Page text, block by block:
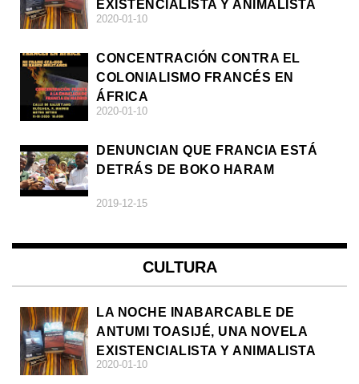
EXISTENCIALISTA Y ANIMALISTA
2020-01-10
CONCENTRACIÓN CONTRA EL
COLONIALISMO FRANCÉS EN
ÁFRICA
2020-01-10
DENUNCIAN QUE FRANCIA ESTÁ
DETRÁS DE BOKO HARAM
2019-12-15
CULTURA
LA NOCHE INABARCABLE DE
ANTUMI TOASIJÉ, UNA NOVELA
EXISTENCIALISTA Y ANIMALISTA
2020-01-10